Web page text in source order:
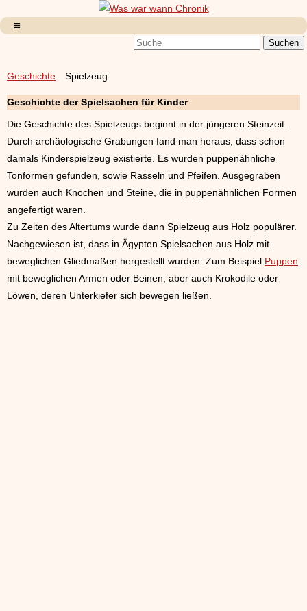
Geschichte Spielzeug
Geschichte der Spielsachen für Kinder
Die Geschichte des Spielzeugs beginnt in der jüngeren Steinzeit.
Durch archäologische Grabungen fand man heraus, dass schon
damals Kinderspielzeug existierte. Es wurden puppenähnliche
Tonformen gefunden, sowie Rasseln und Pfeifen. Ausgegraben
wurden auch Knochen und Steine, die in puppenähnlichen Formen
angefertigt waren.
Zu Zeiten des Altertums wurde dann Spielzeug aus Holz populärer.
Nachgewiesen ist, dass in Ägypten Spielsachen aus Holz mit
beweglichen Gliedmaßen hergestellt wurden. Zum Beispiel Puppen
mit beweglichen Armen oder Beinen, aber auch Krokodile oder
Löwen, deren Unterkiefer sich bewegen ließen.